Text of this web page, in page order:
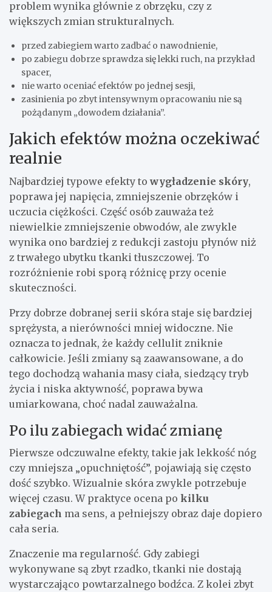
problem wynika głównie z obrzęku, czy z
większych zmian strukturalnych.
przed zabiegiem warto zadbać o nawodnienie,
po zabiegu dobrze sprawdza się lekki ruch, na przykład
spacer,
nie warto oceniać efektów po jednej sesji,
zasinienia po zbyt intensywnym opracowaniu nie są
pożądanym „dowodem działania”.
Jakich efektów można oczekiwać
realnie
Najbardziej typowe efekty towygładzenie skóry,
poprawa jej napięcia, zmniejszenie obrzęków i
uczucia ciężkości. Część osób zauważa też
niewielkie zmniejszenie obwodów, ale zwykle
wynika ono bardziej z redukcji zastoju płynów niż
z trwałego ubytku tkanki tłuszczowej. To
rozróżnienie robi sporą różnicę przy ocenie
skuteczności.
Przy dobrze dobranej serii skóra staje się bardziej
sprężysta, a nierówności mniej widoczne. Nie
oznacza to jednak, że każdy cellulit zniknie
całkowicie. Jeśli zmiany są zaawansowane, a do
tego dochodzą wahania masy ciała, siedzący tryb
życia i niska aktywność, poprawa bywa
umiarkowana, choć nadal zauważalna.
Po ilu zabiegach widać zmianę
Pierwsze odczuwalne efekty, takie jak lekkość nóg
czy mniejsza „opuchniętość”, pojawiają się często
dość szybko. Wizualnie skóra zwykle potrzebuje
więcej czasu. W praktyce ocena po kilku
zabiegach ma sens, a pełniejszy obraz daje dopiero
cała seria.
Znaczenie ma regularność. Gdy zabiegi
wykonywane są zbyt rzadko, tkanki nie dostają
wystarczająco powtarzalnego bodźca. Z kolei zbyt